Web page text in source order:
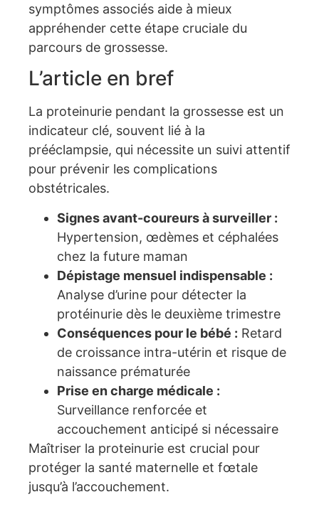
symptômes associés aide à mieux
appréhender cette étape cruciale du
parcours de grossesse.
L’article en bref
La proteinurie pendant la grossesse est un
indicateur clé, souvent lié à la
prééclampsie, qui nécessite un suivi attentif
pour prévenir les complications
obstétricales.
Signes avant-coureurs à surveiller :
Hypertension, œdèmes et céphalées
chez la future maman
Dépistage mensuel indispensable :
Analyse d’urine pour détecter la
protéinurie dès le deuxième trimestre
Conséquences pour le bébé : Retard
de croissance intra-utérin et risque de
naissance prématurée
Prise en charge médicale :
Surveillance renforcée et
accouchement anticipé si nécessaire
Maîtriser la proteinurie est crucial pour
protéger la santé maternelle et fœtale
jusqu’à l’accouchement.